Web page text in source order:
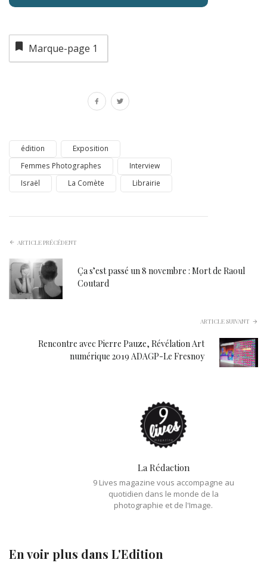
Marque-page 1
édition
Exposition
Femmes Photographes
Interview
Israël
La Comète Librairie
ARTICLE PRÉCÉDENT
Ça s’est passé un 8 novembre : Mort de Raoul
Coutard
ARTICLE SUIVANT
Rencontre avec Pierre Pauze, Révélation Art
numérique 2019 ADAGP-Le Fresnoy
La Rédaction
9 Lives magazine vous accompagne au
quotidien dans le monde de la
photographie et de l'Image.
En voir plus dans L'Edition